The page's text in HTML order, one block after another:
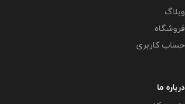
وبلاگ
فروشگاه
حساب کاربری
درباره ما